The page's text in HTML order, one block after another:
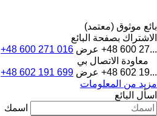
بائع موثوق (معتمد)
الاشتراك بصفحة البائع
+48 600 27... عرض +48 600 271 016
معاودة الاتصال بي
+48 602 19... عرض +48 602 191 699
مزيد من المعلومات
اسأل البائع
اسمك